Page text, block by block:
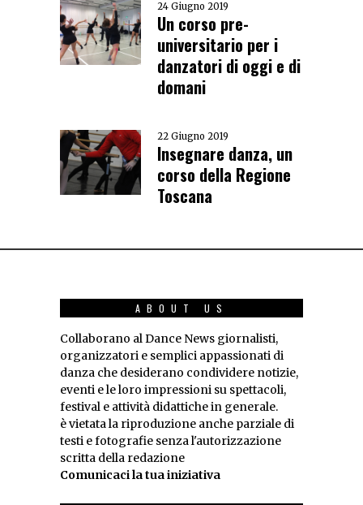
24 Giugno 2019
Un corso pre-
universitario per i
danzatori di oggi e di
domani
22 Giugno 2019
Insegnare danza, un
corso della Regione
Toscana
ABOUT US
Collaborano al Dance News giornalisti,
organizzatori e semplici appassionati di
danza che desiderano condividere notizie,
eventi e le loro impressioni su spettacoli,
festival e attività didattiche in generale.
è vietata la riproduzione anche parziale di
testi e fotografie senza l'autorizzazione
scritta della redazione
Comunicaci la tua iniziativa